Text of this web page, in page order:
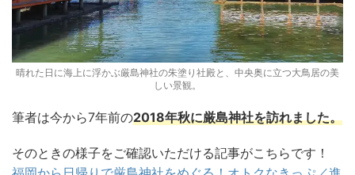
晴れた日に海上に浮かぶ厳島神社の朱塗り社殿と、中央奥に立つ大鳥居の美
しい景観。
筆者は今から7年前の2018年秋に厳島神社を訪れました。
そのときの様子をご確認いただける記事がこちらです！